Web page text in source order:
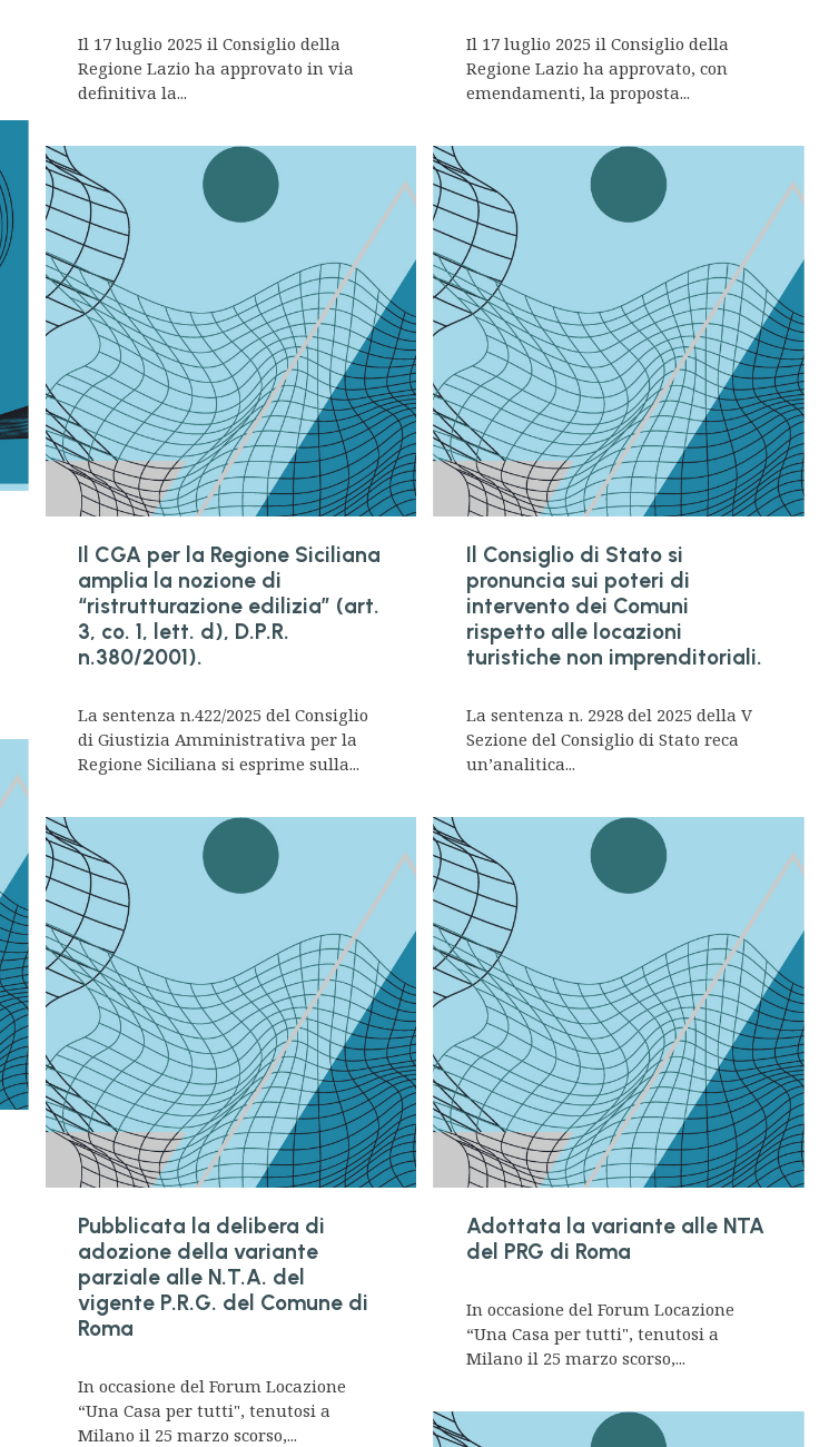
Il 17 luglio 2025 il Consiglio della
Regione Lazio ha approvato in via
definitiva la...
Il 17 luglio 2025 il Consiglio della
Regione Lazio ha approvato, con
emendamenti, la proposta...
Il CGA per la Regione Siciliana
amplia la nozione di
“ristrutturazione edilizia” (art.
3, co. 1, lett. d), D.P.R.
n.380/2001).
La sentenza n.422/2025 del Consiglio
di Giustizia Amministrativa per la
Regione Siciliana si esprime sulla...
Il Consiglio di Stato si
pronuncia sui poteri di
intervento dei Comuni
rispetto alle locazioni
turistiche non imprenditoriali.
La sentenza n. 2928 del 2025 della V
Sezione del Consiglio di Stato reca
un’analitica...
Pubblicata la delibera di
adozione della variante
parziale alle N.T.A. del
vigente P.R.G. del Comune di
Roma
In occasione del Forum Locazione
“Una Casa per tutti", tenutosi a
Milano il 25 marzo scorso,...
Adottata la variante alle NTA
del PRG di Roma
In occasione del Forum Locazione
“Una Casa per tutti", tenutosi a
Milano il 25 marzo scorso,...